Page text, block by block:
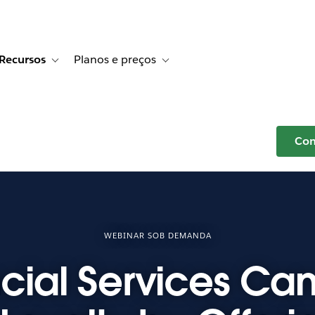
Histórias de clientes
sub-navigation for Soluções
Recursos Toggle sub-navigation for Recursos
Planos e preços Toggle sub-navigation for Planos e
WEBINAR SOB DEMANDA
Services